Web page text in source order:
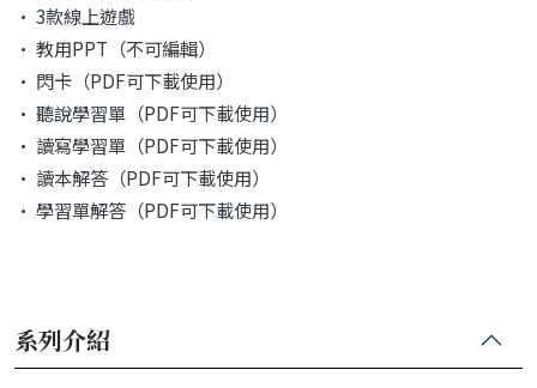
• 3款線上遊戲
• 教用PPT（不可編輯）
• 閃卡（PDF可下載使用）
• 聽說學習單（PDF可下載使用）
• 讀寫學習單（PDF可下載使用）
• 讀本解答（PDF可下載使用）
• 學習單解答（PDF可下載使用）
系列介紹